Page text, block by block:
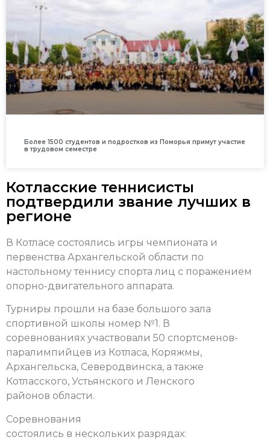
Более 1500 студентов и подростков из Поморья примут участие
в трудовом семестре
Котласские теннисисты
подтвердили звание лучших в
регионе
В Котласе состоялись игры чемпионата и
первенства Архангельской области по
настольному теннису спорта лиц с поражением
опорно-двигательного аппарата.
Турниры прошли на базе большого зала
спортивной школы номер №1. В
соревнованиях участвовали 50 спортсменов-
паралимпийцев из Котласа, Коряжмы,
Архангельска, Северодвинска, а также
Котласского, Устьянского и Ленского
районов области.
Соревнования
состоялись в нескольких разрядах: